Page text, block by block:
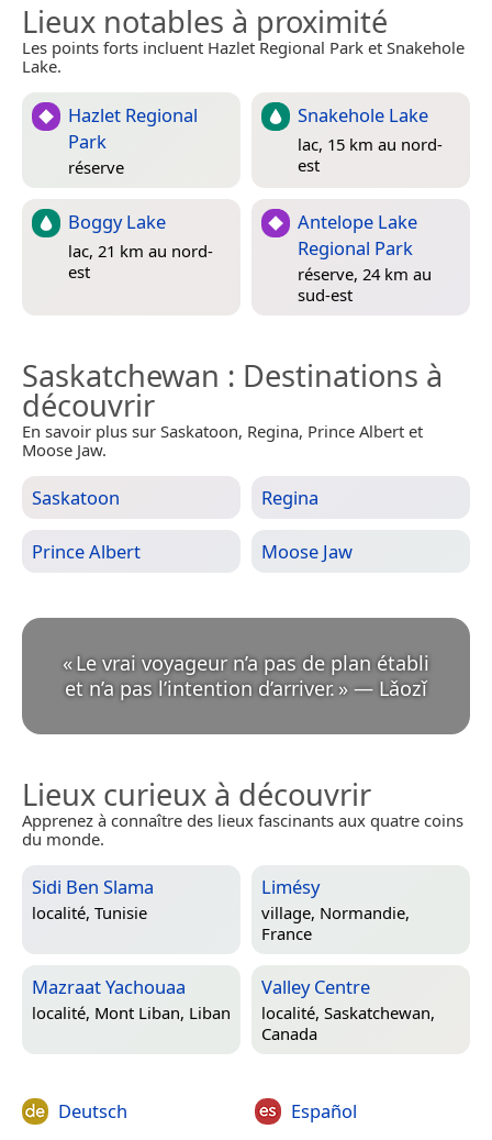
Lieux notables à proximité
Les points forts incluent Hazlet Regional Park et Snakehole
Lake.
Hazlet Regional
Park
réserve
Snakehole Lake
lac, 15 km au nord-
est
Boggy Lake
lac, 21 km au nord-
est
Antelope Lake
Regional Park
réserve, 24 km au
sud-est
Saskatchewan : Destinations à
découvrir
En savoir plus sur Saskatoon, Regina, Prince Albert et
Moose Jaw.
Saskatoon Regina
Prince Albert Moose Jaw
«Le vrai voyageur n’a pas de plan établi
et n’a pas l’intention d’arriver. » — Lǎozǐ
Lieux curieux à découvrir
Apprenez à connaître des lieux fascinants aux quatre coins
du monde.
Sidi Ben Slama
localité, Tunisie
Limésy
village, Normandie,
France
Mazraat Yachouaa
localité, Mont Liban, Liban
Valley Centre
localité, Saskatchewan,
Canada
Deutsch Español